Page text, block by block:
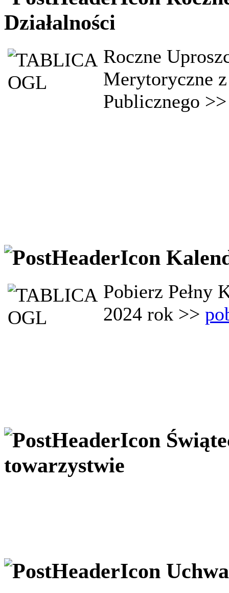
Działalności
Roczne
Merytoryczne
Publicznego
Pobierz Pełny
2024 rok >>
towarzystwie